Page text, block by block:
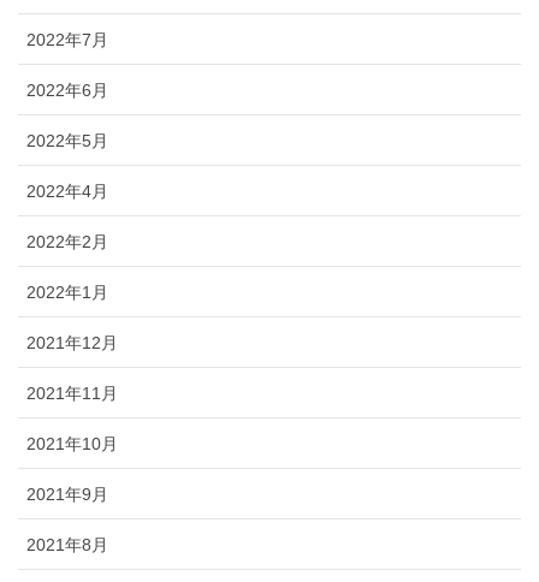
2022年7月
2022年6月
2022年5月
2022年4月
2022年2月
2022年1月
2021年12月
2021年11月
2021年10月
2021年9月
2021年8月